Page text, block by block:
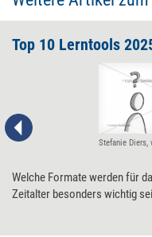
Top 10 Lerntools
Stefanie Diers,
Welche Formate werden für
Zeitalter besonders wichtig